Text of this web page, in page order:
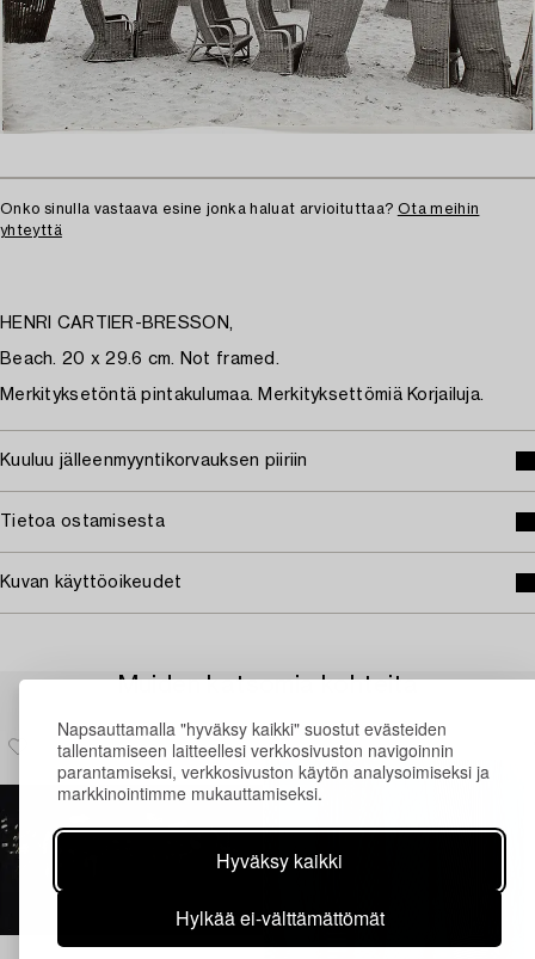
Napsauttamalla "hyväksy kaikki" suostut evästeiden
tallentamiseen laitteellesi verkkosivuston navigoinnin
parantamiseksi, verkkosivuston käytön analysoimiseksi ja
markkinointimme mukauttamiseksi.
Hyväksy kaikki
Hylkää ei-välttämättömät
Onko sinulla vastaava esine jonka haluat arvioituttaa? Ota meihin
yhteyttä
HENRI CARTIER-BRESSON,
Beach. 20 x 29.6 cm. Not framed.
Merkityksetöntä pintakulumaa. Merkityksettömiä Korjailuja.
Kuuluu jälleenmyyntikorvauksen piiriin
Tietoa ostamisesta
Kuvan käyttöoikeudet
Muiden katsomia kohteita